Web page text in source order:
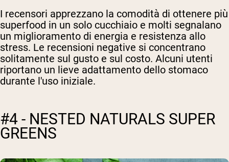
I recensori apprezzano la comodità di ottenere più
superfood in un solo cucchiaio e molti segnalano
un miglioramento di energia e resistenza allo
stress. Le recensioni negative si concentrano
solitamente sul gusto e sul costo. Alcuni utenti
riportano un lieve adattamento dello stomaco
durante l'uso iniziale.
#4 - NESTED NATURALS SUPER
GREENS